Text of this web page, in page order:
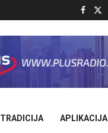
TRADICIJA APLIKACIJA